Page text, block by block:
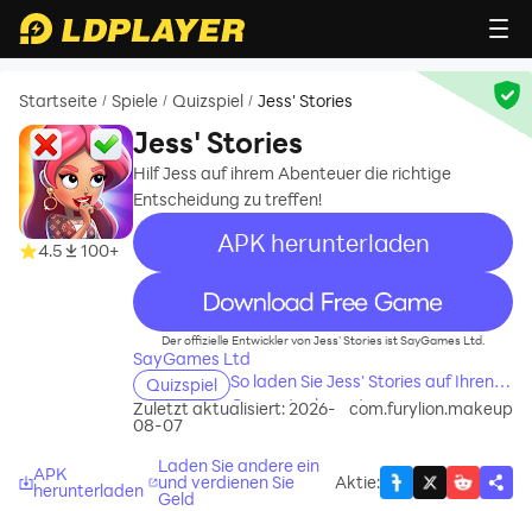
Startseite / Spiele / Quizspiel / Jess' Stories
4.5 100+
Jess' Stories
Hilf Jess auf ihrem Abenteuer die richtige
Entscheidung zu treffen!
APK herunterladen
recommend
Der offizielle Entwickler von Jess' Stories ist SayGames Ltd.
SayGames Ltd
Quizspiel So laden Sie Jess' Stories auf Ihren
Computer herunter
Zuletzt aktualisiert: 2026-
08-07
com.furylion.makeup
APK
herunterladen
Laden Sie andere ein
und verdienen Sie
Geld
Aktie: